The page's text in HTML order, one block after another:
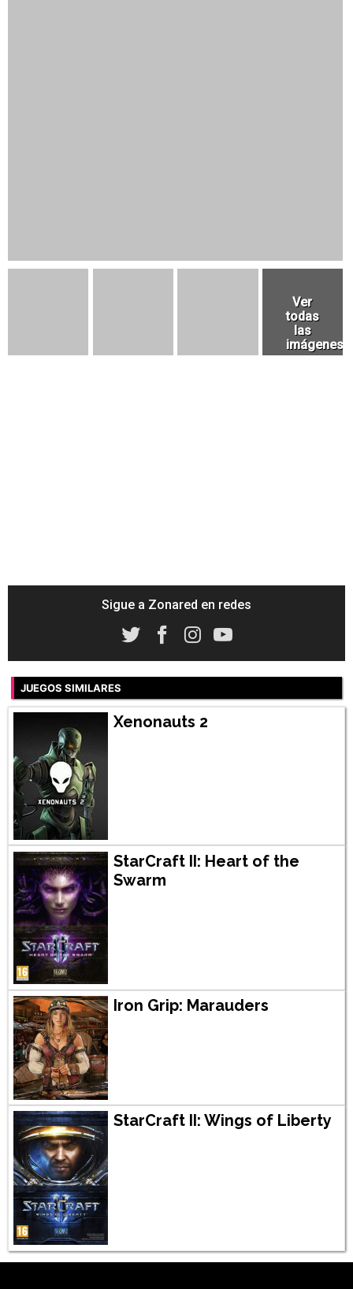
Sigue a Zonared en redes
JUEGOS SIMILARES
Xenonauts 2
StarCraft II: Heart of the
Swarm
Iron Grip: Marauders
StarCraft II: Wings of Liberty